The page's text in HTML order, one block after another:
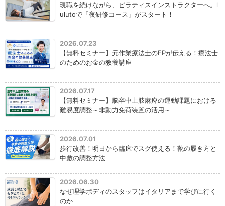
現職を続けながら、ピラティスインストラクターへ。l
ulutoで「夜研修コース」がスタート！
2026.07.23
【無料セミナー】元作業療法士のFPが伝える！療法士
のためのお金の教養講座
2026.07.17
【無料セミナー】脳卒中上肢麻痺の運動課題における
難易度調整～非動力免荷装置の活用～
2026.07.01
歩行改善！明日から臨床でスグ使える！靴の履き方と
中敷の調整方法
2026.06.30
なぜ理学ボディのスタッフはイタリアまで学びに行く
のか